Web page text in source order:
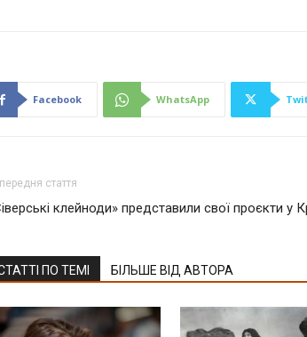
Facebook WhatsApp
стаття
клейноди» представили свої проєкти у
ПО ТЕМІ БІЛЬШЕ ВІД АВТОРА